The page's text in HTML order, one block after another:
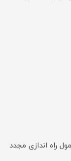
راه اندازی مجدد